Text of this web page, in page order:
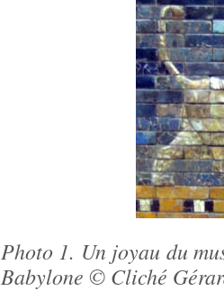
Photo 1. Un joyau du
Babylone © Cliché